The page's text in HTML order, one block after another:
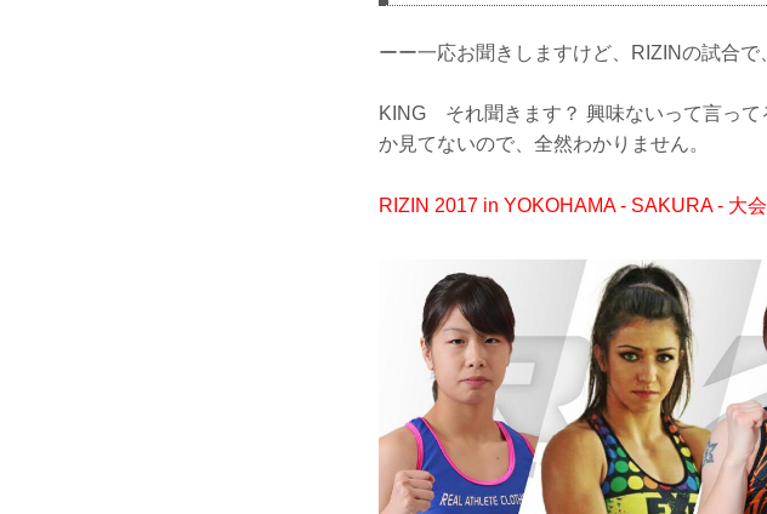
ーー一応お聞きしますけど、RIZINの試合で
KING それ聞きます？ 興味ないって言って
か見てないので、全然わかりません。
RIZIN 2017 in YOKOHAMA - SAKURA - 大